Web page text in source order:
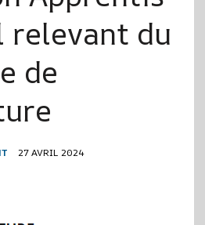
relevant du
de
27 AVRIL 2024